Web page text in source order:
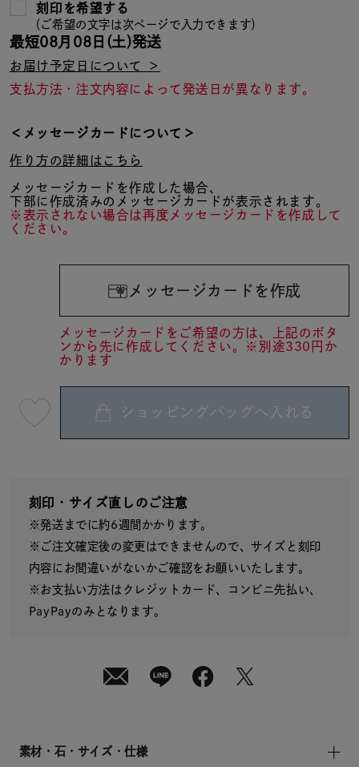
在庫 在庫ありのみ
刻印を希望する
（ご希望の文字は次ページで入力できます）
最短08月08日(土)発送
お届け予定日について ＞
支払方法・注文内容によって発送日が異なります。
＜メッセージカードについて＞
作り方の詳細はこちら
メッセージカードを作成した場合、
下部に作成済みのメッセージカードが表示されます。
※表示されない場合は再度メッセージカードを作成して
ください。
メッセージカードを作成
メッセージカードをご希望の方は、上記のボタ
ンから先に作成してください。※別途330円か
かります
08
送
¥28,600 (tax
in)
ショッピングバッグへ入れる
刻印・サイズ直しのご注意
※発送までに約6週間かかります。
※ご注文確定後の変更はできませんので、サイズと刻印
内容にお間違いがないかご確認をお願いいたします。
※お支払い方法はクレジットカード、コンビニ先払い、
PayPayのみとなります。
素材・石・サイズ・仕様